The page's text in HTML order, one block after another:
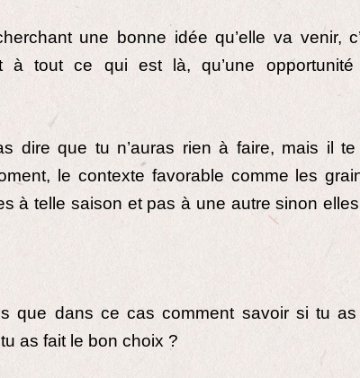
une bonne idée qu’elle va venir,
à tout ce qui est là, qu’une
dire que tu n’auras rien à faire, mais il te
le contexte favorable comme les
à telle saison et pas à une autre sinon
que dans ce cas comment savoir si tu
as fait le bon choix ?